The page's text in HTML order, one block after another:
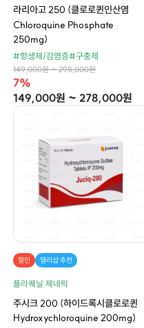
라리아고 250 (클로로퀸인산염
Chloroquine Phosphate
250mg)
#항생제/감염증#구충제
149,000원 ~ 298,000원
7%
149,000원 ~ 278,000원
할인 델리샵 추천
플라퀘닐 제네릭
주시크 200 (하이드록시클로로퀸
Hydroxychloroquine 200mg)